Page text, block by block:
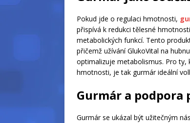
Pokud jde o regulaci hmotnosti,
přispívá k redukci tělesné
metabolických funkcí. Tento
přičemž užívání GlukoVital na
optimalizuje metabolismus. Pro ty,
hmotnosti, je tak gurmár ideální
Gurmár a podpora
Gurmár se ukázal být užitečným